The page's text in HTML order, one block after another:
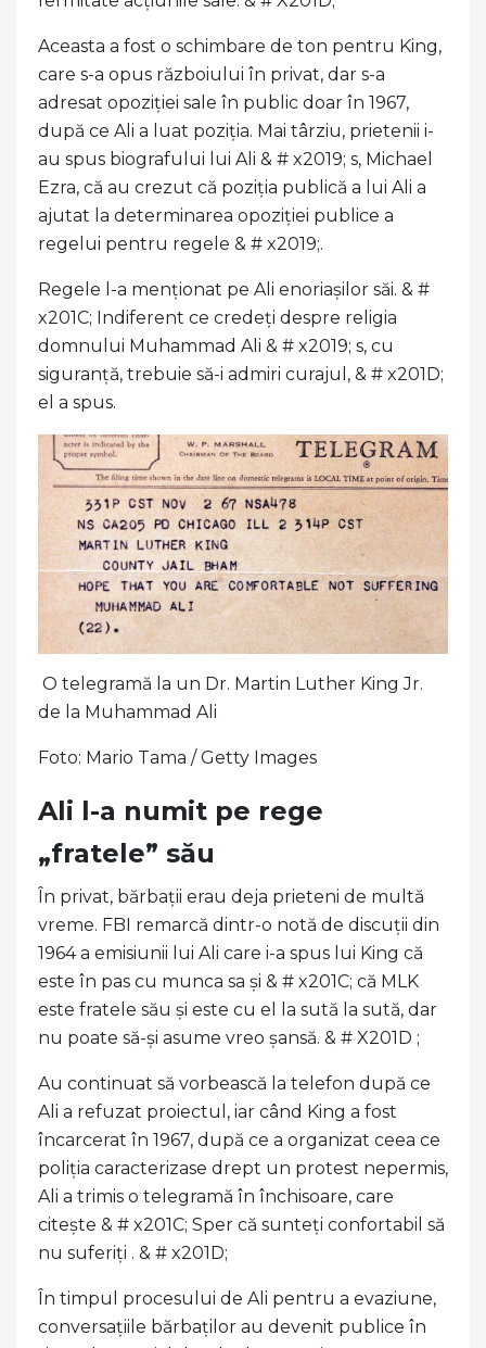
Aceasta a fost o schimbare de ton pentru King,
care s-a opus războiului în privat, dar s-a
adresat opoziției sale în public doar în 1967,
după ce Ali a luat poziția. Mai târziu, prietenii i-
au spus biografului lui Ali & # x2019; s, Michael
Ezra, că au crezut că poziția publică a lui Ali a
ajutat la determinarea opoziției publice a
regelui pentru regele & # x2019;.
Regele l-a menționat pe Ali enoriașilor săi. & #
x201C; Indiferent ce credeți despre religia
domnului Muhammad Ali & # x2019; s, cu
siguranță, trebuie să-i admiri curajul, & # x201D;
el a spus.
O telegramă la un Dr. Martin Luther King Jr.
de la Muhammad Ali
Foto: Mario Tama / Getty Images
Ali l-a numit pe rege
„fratele” său
În privat, bărbații erau deja prieteni de multă
vreme. FBI remarcă dintr-o notă de discuții din
1964 a emisiunii lui Ali care i-a spus lui King că
este în pas cu munca sa și & # x201C; că MLK
este fratele său și este cu el la sută la sută, dar
nu poate să-și asume vreo șansă. & # X201D ;
Au continuat să vorbească la telefon după ce
Ali a refuzat proiectul, iar când King a fost
încarcerat în 1967, după ce a organizat ceea ce
poliția caracterizase drept un protest nepermis,
Ali a trimis o telegramă în închisoare, care
citește & # x201C; Sper că sunteți confortabil să
nu suferiți . & # x201D;
În timpul procesului de Ali pentru a evaziune,
conversațiile bărbaților au devenit publice în